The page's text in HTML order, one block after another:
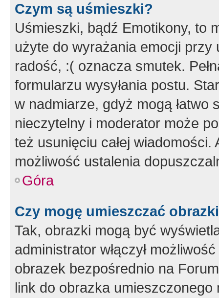
Czym są uśmieszki?
Uśmieszki, bądź Emotikony, to
użyte do wyrażania emocji
radość, :( oznacza smutek.
formularzu wysyłania postu.
w nadmiarze, gdyż mogą
nieczytelny i moderator może
też usunięciu całej
możliwość ustalenia
Góra
Czy mogę umieszczać
Tak, obrazki mogą być
administrator włączył
obrazek bezpośrednio na
link do obrazka